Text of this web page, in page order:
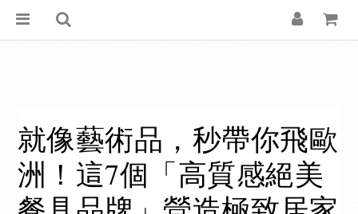
就像藝術品，秒帶你飛歐
洲！這7個「高質感絕美